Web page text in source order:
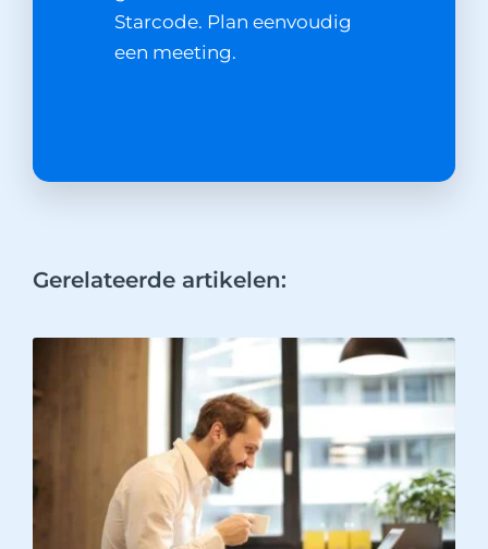
Starcode. Plan eenvoudig
een meeting.
Gerelateerde artikelen: